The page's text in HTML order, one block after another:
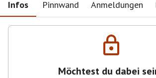
Infos Pinnwand Anmeldungen
Möchtest du dabei